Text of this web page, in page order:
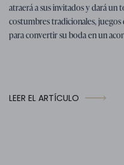
atraerá a sus invitados y dará un
costumbres tradicionales,
para convertir su boda en un
LEER EL ARTÍCULO